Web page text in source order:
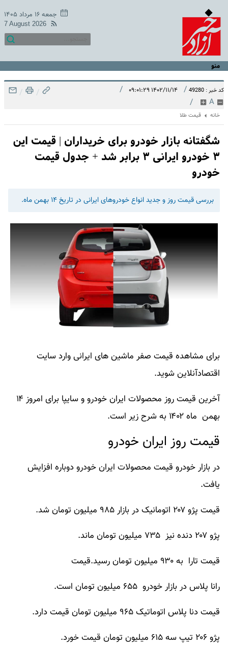
جمعه ۱۶ مرداد ۱۴۰۵
7 August 2026
منو
کد خبر : 49280 / ۱۴۰۲/۱۱/۱۴ ۰۹:۰۱:۲۹ /
A
/
/
/
خانه قیمت طلا
شگفتانه بازار خودرو برای خریداران | قیمت این
۳ خودرو ایرانی ۳ برابر شد + جدول قیمت
خودرو
بررسی قیمت روز و جدید انواع خودروهای ایرانی در تاریخ ۱۴ بهمن ماه.
برای مشاهده قیمت صفر ماشین های ایرانی وارد سایت
اقتصادآنلاین شوید.
آخرین قیمت روز محصولات ایران خودرو و سایپا
برای امروز ۱۴
بهمن ماه ۱۴۰۲ به شرح زیر است.
قیمت روز ایران خودرو
در بازار خودرو قیمت محصولات ایران خودرو دوباره افزایش
یافت.
قیمت پژو ۲۰۷ اتومانیک در بازار ۹۸۵ میلیون تومان شد.
پژو ۲۰۷ دنده نیز ۷۳۵ میلیون تومان ماند.
قیمت تارا به ۹۳۰ میلیون تومان رسید.قیمت
رانا پلاس در بازار خودرو ۶۵۵ میلیون تومان است.
قیمت دنا پلاس اتوماتیک ۹۶۵ میلیون تومان قیمت دارد.
پژو ۲۰۶ تیپ سه ۶۱۵ میلیون تومان قیمت خورد.